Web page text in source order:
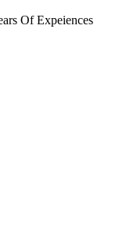
Of Expeiences